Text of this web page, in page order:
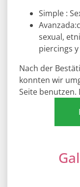
Simple :
sexual,
piercings
Nach der
konnten wir
Seite benutzen.